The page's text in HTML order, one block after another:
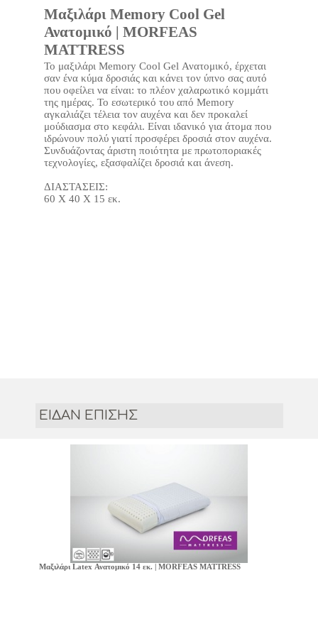
Μαξιλάρι Memory Cool Gel
Ανατομικό | MORFEAS
MATTRESS
To μαξιλάρι Memory Cool Gel Ανατομικό, έρχεται
σαν ένα κύμα δροσιάς και κάνει τον ύπνο σας αυτό
που οφείλει να είναι: το πλέον χαλαρωτικό κομμάτι
της ημέρας. Το εσωτερικό του από Memory
αγκαλιάζει τέλεια τον αυχένα και δεν προκαλεί
μούδιασμα στο κεφάλι. Είναι ιδανικό για άτομα που
ιδρώνουν πολύ γιατί προσφέρει δροσιά στον αυχένα.
Συνδυάζοντας άριστη ποιότητα με πρωτοποριακές
τεχνολογίες, εξασφαλίζει δροσιά και άνεση.
ΔΙΑΣΤΑΣΕΙΣ:
60 X 40 X 15 εκ.
ΕΙΔΑΝ ΕΠΙΣΗΣ
Μαξιλάρι Latex Ανατομικό 14 εκ. | MORFEAS MATTRESS